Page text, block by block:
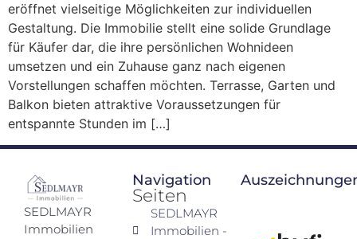
eröffnet vielseitige Möglichkeiten zur individuellen
Gestaltung. Die Immobilie stellt eine solide Grundlage
für Käufer dar, die ihre persönlichen Wohnideen
umsetzen und ein Zuhause ganz nach eigenen
Vorstellungen schaffen möchten. Terrasse, Garten und
Balkon bieten attraktive Voraussetzungen für
entspannte Stunden im […]
SEDLMAYR
Immobilien
Navigation
Seiten
SEDLMAYR
Immobilien -